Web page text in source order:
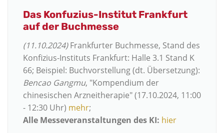
Das Konfuzius-Institut Frankfurt
auf der Buchmesse
(11.10.2024)Frankfurter Buchmesse, Stand des
Konfizius-Instituts Frankfurt: Halle 3.1 Stand K
66; Beispiel: Buchvorstellung (dt. Übersetzung):
Bencao Gangmu, "Kompendium der
chinesischen Arzneitherapie" (17.10.2024, 11:00
- 12:30 Uhr) mehr;
Alle Messeveranstaltungen des KI: hier